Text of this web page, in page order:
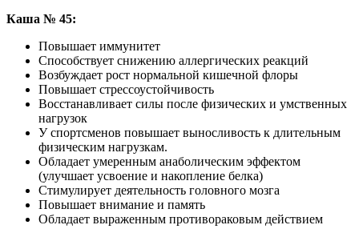
Каша № 45:
Повышает иммунитет
Способствует снижению аллергических реакций
Возбуждает рост нормальной кишечной флоры
Повышает стрессоустойчивость
Восстанавливает силы после физических и умственных
нагрузок
У спортсменов повышает выносливость к длительным
физическим нагрузкам.
Обладает умеренным анаболическим эффектом
(улучшает усвоение и накопление белка)
Стимулирует деятельность головного мозга
Повышает внимание и память
Обладает выраженным противораковым действием